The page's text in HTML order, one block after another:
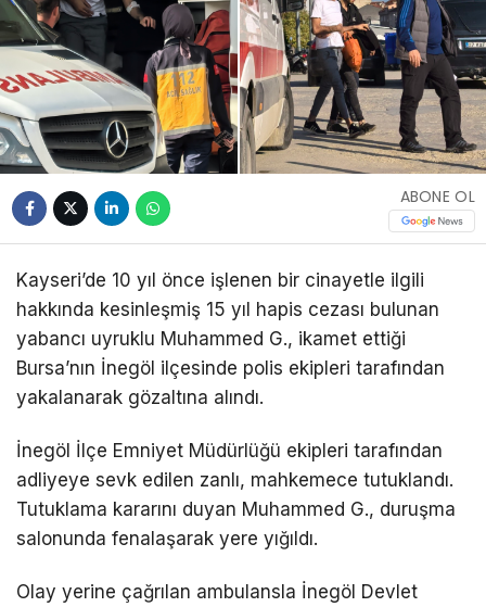
ABONE OL
Kayseri’de 10 yıl önce işlenen bir cinayetle ilgili
hakkında kesinleşmiş 15 yıl hapis cezası bulunan
yabancı uyruklu Muhammed G., ikamet ettiği
Bursa’nın İnegöl ilçesinde polis ekipleri tarafından
yakalanarak gözaltına alındı.
İnegöl İlçe Emniyet Müdürlüğü ekipleri tarafından
adliyeye sevk edilen zanlı, mahkemece tutuklandı.
Tutuklama kararını duyan Muhammed G., duruşma
salonunda fenalaşarak yere yığıldı.
Olay yerine çağrılan ambulansla İnegöl Devlet